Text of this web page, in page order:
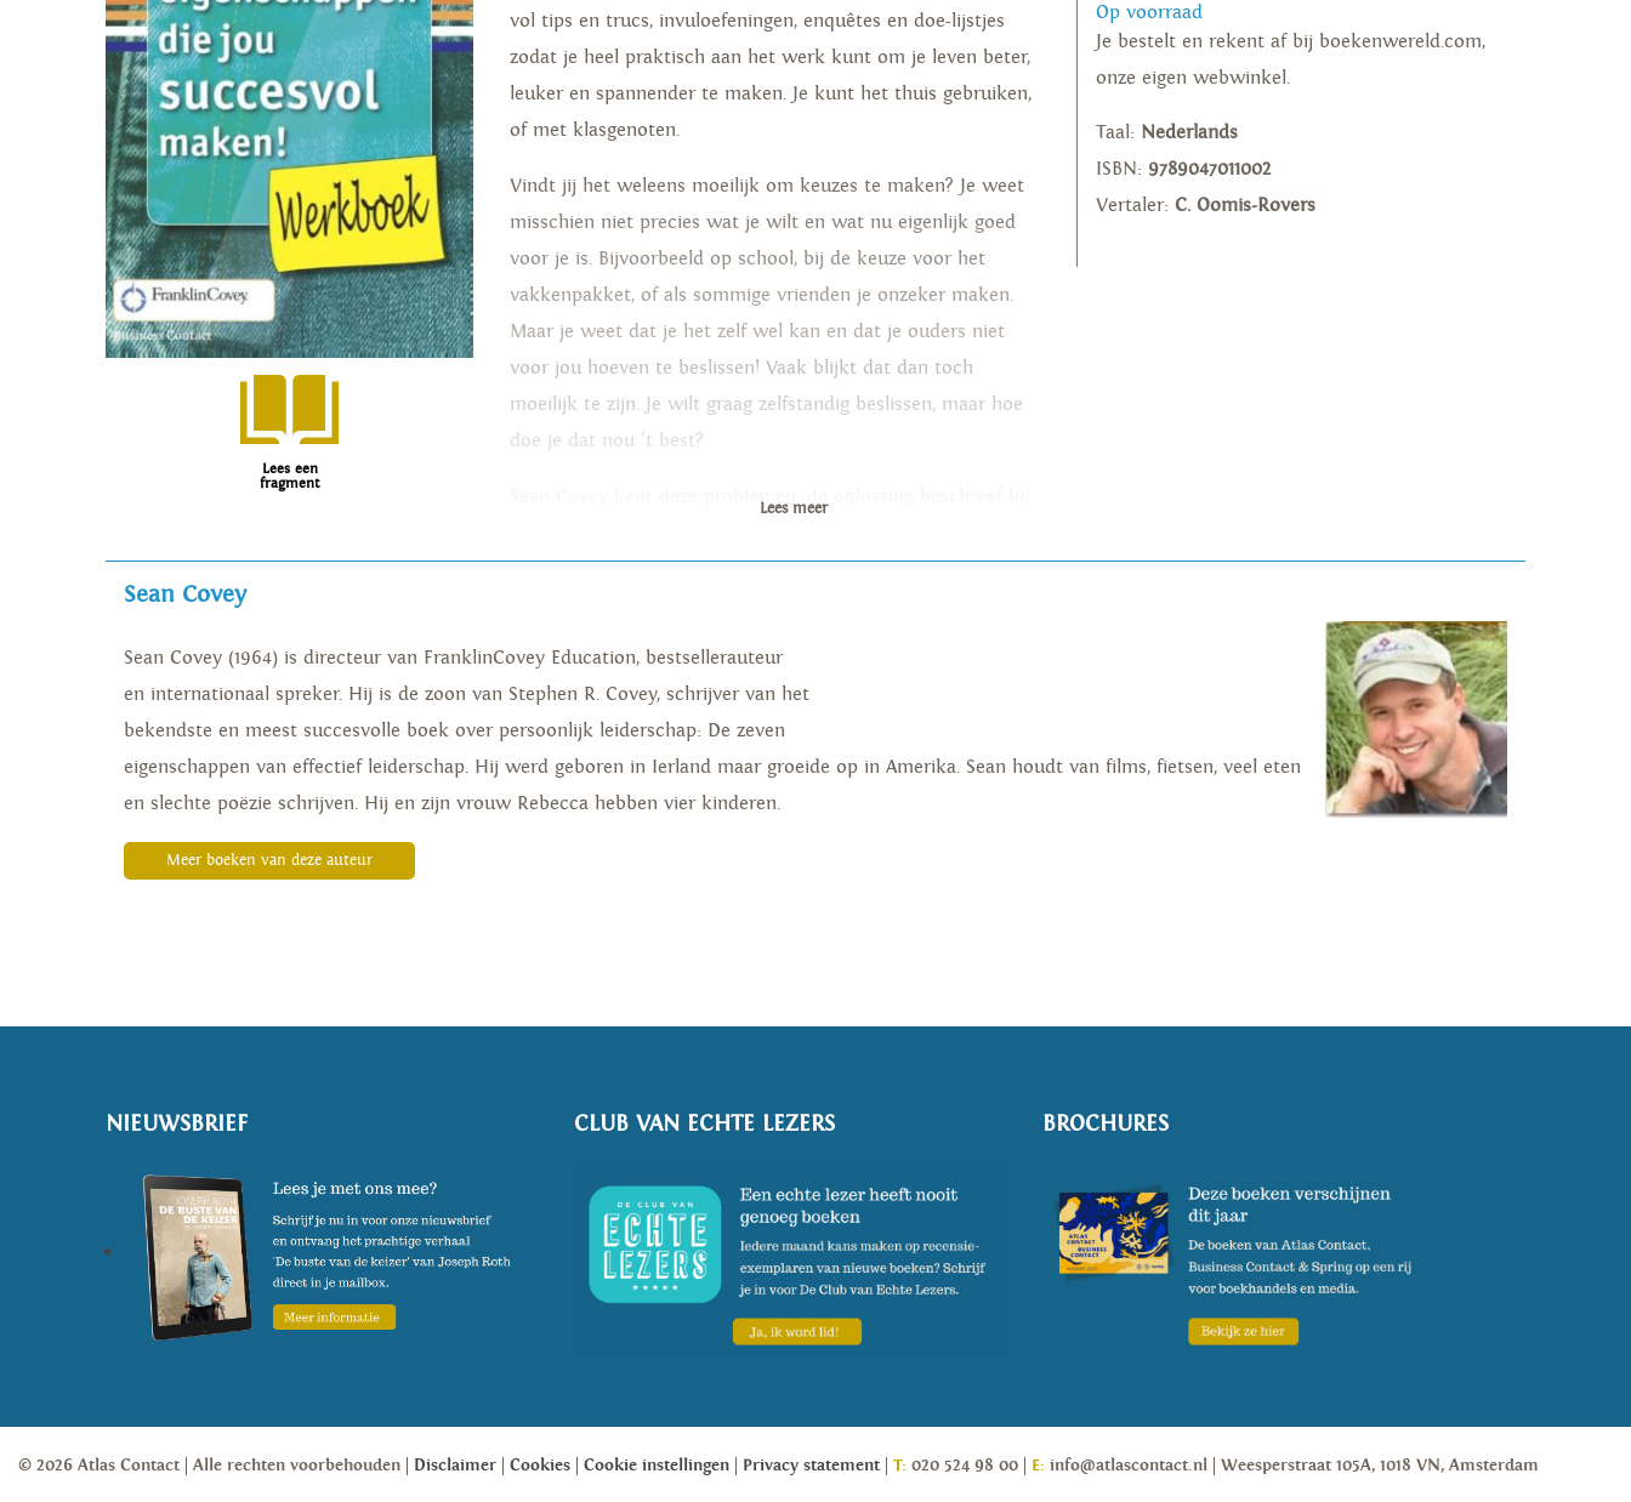
Lees een
fragment
vol tips en trucs, invuloefeningen, enquêtes en doe-lijstjes
zodat je heel praktisch aan het werk kunt om je leven beter,
leuker en spannender te maken. Je kunt het thuis gebruiken,
of met klasgenoten.
Vindt jij het weleens moeilijk om keuzes te maken? Je weet
misschien niet precies wat je wilt en wat nu eigenlijk goed
voor je is. Bijvoorbeeld op school, bij de keuze voor het
vakkenpakket, of als sommige vrienden je onzeker maken.
Maar je weet dat je het zelf wel kan en dat je ouders niet
voor jou hoeven te beslissen! Vaak blijkt dat dan toch
moeilijk te zijn. Je wilt graag zelfstandig beslissen, maar hoe
doe je dat nou 't best?
Sean Covey kent deze problemen; de oplossing beschreef hij
Lees meer
Op voorraad
Je bestelt en rekent af bij boekenwereld.com,
onze eigen webwinkel.
Taal: Nederlands
ISBN: 9789047011002
Vertaler: C. Oomis-Rovers
Sean Covey
Sean Covey (1964) is directeur van FranklinCovey Education, bestsellerauteur
en internationaal spreker. Hij is de zoon van Stephen R. Covey, schrijver van het
bekendste en meest succesvolle boek over persoonlijk leiderschap: De zeven
eigenschappen van effectief leiderschap. Hij werd geboren in Ierland maar groeide op in Amerika. Sean houdt van films, fietsen, veel eten
en slechte poëzie schrijven. Hij en zijn vrouw Rebecca hebben vier kinderen.
Meer boeken van deze auteur
NIEUWSBRIEF CLUB VAN ECHTE LEZERS BROCHURES
© 2026 Atlas Contact Alle rechten voorbehouden Disclaimer Cookies Cookie instellingen Privacy statement T: 020 524 98 00 E: info@atlascontact.nl Weesperstraat 105A, 1018 VN, Amsterdam